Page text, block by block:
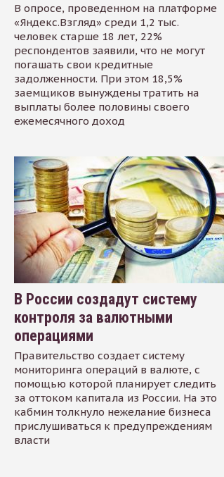
В опросе, проведенном на платформе
«Яндекс.Взгляд» среди 1,2 тыс.
человек старше 18 лет, 22%
респондентов заявили, что не могут
погашать свои кредитные
задолженности. При этом 18,5%
заемщиков вынуждены тратить на
выплаты более половины своего
ежемесячного доход
В России создадут систему
контроля за валютными
операциями
Правительство создает систему
мониторинга операций в валюте, с
помощью которой планирует следить
за оттоком капитала из России. На это
кабмин толкнуло нежелание бизнеса
прислушиваться к предупреждениям
власти